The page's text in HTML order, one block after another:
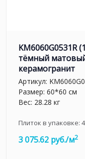
KM6060G0531R
тёмный
керамогранит
Артикул:
Размер: 60*60 см
Вес: 28.28 кг
Плиток в упаковке: 4
3 075.62 руб./м2